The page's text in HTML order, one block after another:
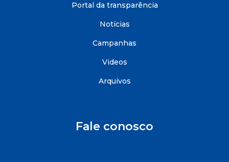
Portal da transparência
Notícias
Campanhas
Videos
Arquivos
Fale conosco